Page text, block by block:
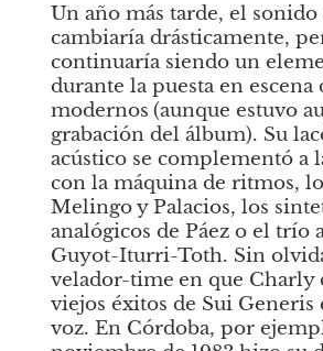
Un año más tarde, el sonido
cambiaría drásticamente,
continuaría siendo un
durante la puesta en escena
modernos (aunque estuvo
grabación del álbum). Su
acústico se complementó a
con la máquina de ritmos,
Melingo y Palacios, los
analógicos de Páez o el trío
Guyot-Iturri-Toth. Sin
velador-time en que Charly
viejos éxitos de Sui Generis
voz. En Córdoba, por